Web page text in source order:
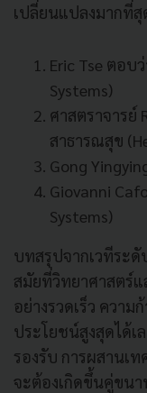
เปลี่ยนแปลงมากที่สุ
Eric Tse ตอบ
Systems)
ศาสตราจารย์
สาธารณสุข
Gong
Giovanni
Systems)
บทสรุปจากเวทีระ
สมัยที่วิทยาศาสตร์
อย่างรวดเร็ว ควา
ประโยชน์สูงสุดได้เ
รองรับ การผสานเท
จะต้องเกิดขึ้นคู่ขน